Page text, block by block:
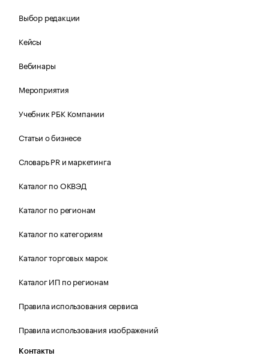
Выбор редакции
Кейсы
Вебинары
Мероприятия
Учебник РБК Компании
Статьи о бизнесе
Словарь PR и маркетинга
Каталог по ОКВЭД
Каталог по регионам
Каталог по категориям
Каталог торговых марок
Каталог ИП по регионам
Правила использования сервиса
Правила использования изображений
Контакты